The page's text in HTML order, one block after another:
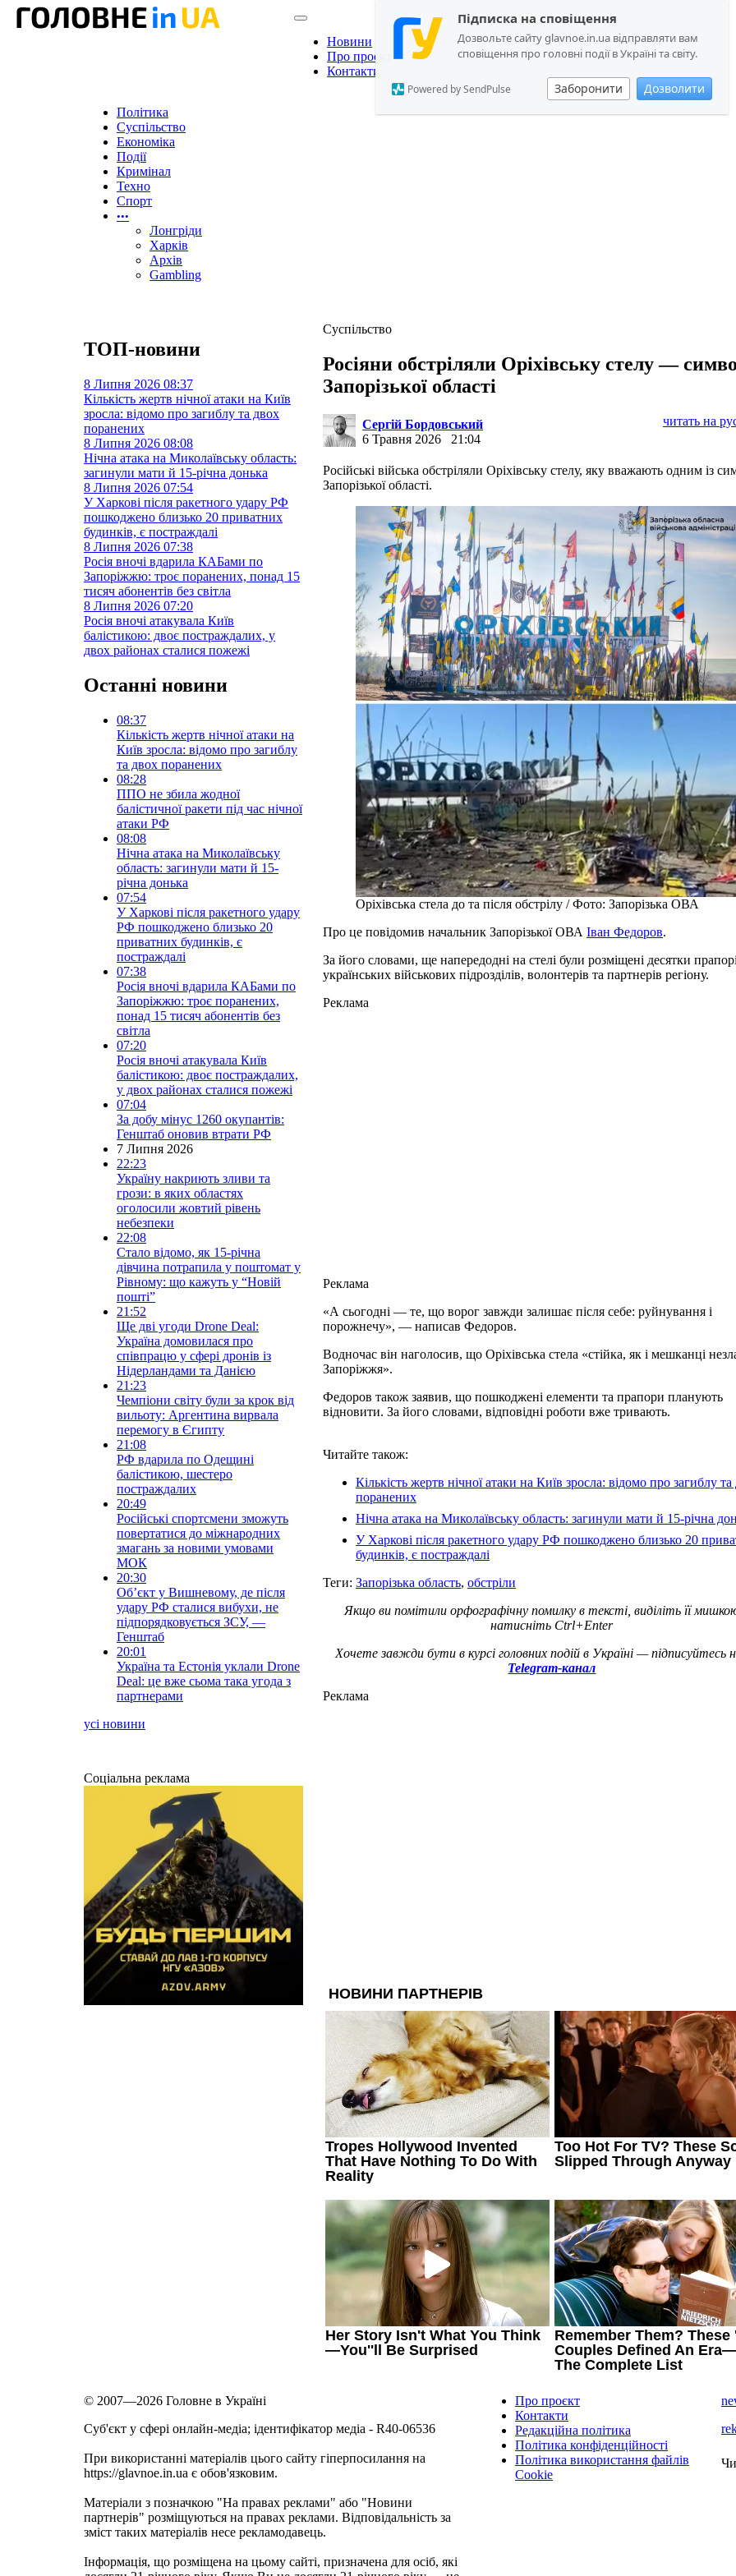
Підписка на сповіщення
Дозвольте сайту glavnoe.in.ua відправляти вам
сповіщення про головні події в Україні та світу.
Заборонити Дозволити
Powered by SendPulse
Новини
Про проєкт
Контакти
Політика
Суспільство
Економіка
Події
Кримінал
Техно
Спорт
•••
Лонгріди
Харків
Архів
Gambling
Суспільство
Росіяни обстріляли Оріхівську стелу —
Запорізької області
Сергій Бордовський
6 Травня 2026
21:04
читать на
Російські війська обстріляли Оріхівську стелу, яку вважають одним із
Запорізької області.
Оріхівська стела до та після обстрілу / Фото: Запорізька ОВА
Про це повідомив начальник Запорізької ОВА Іван Федоров.
За його словами, ще напередодні на стелі були розміщені десятки
українських військових підрозділів, волонтерів та партнерів регіону.
Реклама
Реклама
«А сьогодні — те, що ворог завжди залишає після себе: руйнування і
порожнечу», — написав Федоров.
Водночас він наголосив, що Оріхівська стела «стійка, як і мешканці
Запоріжжя».
Федоров також заявив, що пошкоджені елементи та прапори планують
відновити. За його словами, відповідні роботи вже тривають.
Читайте також:
Кількість жертв нічної атаки на Київ зросла: відомо про загиблу
поранених
Нічна атака на Миколаївську область: загинули мати й 15-річна
У Харкові після ракетного удару РФ пошкоджено близько 20
будинків, є постраждалі
Теги: Запорізька область, обстріли
Якщо ви помітили орфографічну помилку в тексті, виділіть її
натисніть Ctrl+Enter
Хочете завжди бути в курсі головних подій в Україні — підписуйтесь
Telegram-канал
Реклама
ТОП-новини
8 Липня 2026 08:37
Кількість жертв нічної атаки на Київ
зросла: відомо про загиблу та двох
поранених
8 Липня 2026 08:08
Нічна атака на Миколаївську область:
загинули мати й 15-річна донька
8 Липня 2026 07:54
У Харкові після ракетного удару РФ
пошкоджено близько 20 приватних
будинків, є постраждалі
8 Липня 2026 07:38
Росія вночі вдарила КАБами по
Запоріжжю: троє поранених, понад 15
тисяч абонентів без світла
8 Липня 2026 07:20
Росія вночі атакувала Київ
балістикою: двоє постраждалих, у
двох районах сталися пожежі
Останні новини
08:37
Кількість жертв нічної атаки на
Київ зросла: відомо про загиблу
та двох поранених
08:28
ППО не збила жодної
балістичної ракети під час нічної
атаки РФ
08:08
Нічна атака на Миколаївську
область: загинули мати й 15-
річна донька
07:54
У Харкові після ракетного удару
РФ пошкоджено близько 20
приватних будинків, є
постраждалі
07:38
Росія вночі вдарила КАБами по
Запоріжжю: троє поранених,
понад 15 тисяч абонентів без
світла
07:20
Росія вночі атакувала Київ
балістикою: двоє постраждалих,
у двох районах сталися пожежі
07:04
За добу мінус 1260 окупантів:
Генштаб оновив втрати РФ
7 Липня 2026
22:23
Україну накриють зливи та
грози: в яких областях
оголосили жовтий рівень
небезпеки
22:08
Стало відомо, як 15-річна
дівчина потрапила у поштомат у
Рівному: що кажуть у “Новій
пошті”
21:52
Ще дві угоди Drone Deal:
Україна домовилася про
співпрацю у сфері дронів із
Нідерландами та Данією
21:23
Чемпіони світу були за крок від
вильоту: Аргентина вирвала
перемогу в Єгипту
21:08
РФ вдарила по Одещині
балістикою, шестеро
постраждалих
20:49
Російські спортсмени зможуть
повертатися до міжнародних
змагань за новими умовами
МОК
20:30
Об’єкт у Вишневому, де після
удару РФ сталися вибухи, не
підпорядковується ЗСУ, —
Генштаб
20:01
Україна та Естонія уклали Drone
Deal: це вже сьома така угода з
партнерами
усі новини
Соціальна реклама
© 2007—2026 Головне в Україні
Cуб'єкт у сфері онлайн-медіа; ідентифікатор медіа - R40-06536
При використанні матеріалів цього сайту гіперпосилання на
https://glavnoe.in.ua є обов'язковим.
Матеріали з позначкою "На правах реклами" або "Новини
партнерів" розміщуються на правах реклами. Відповідальність за
зміст таких матеріалів несе рекламодавець.
Інформація, що розміщена на цьому сайті, призначена для осіб, які
Про проєкт
Контакти
Редакційна політика
Політика конфіденційності
Політика використання файлів
Cookie